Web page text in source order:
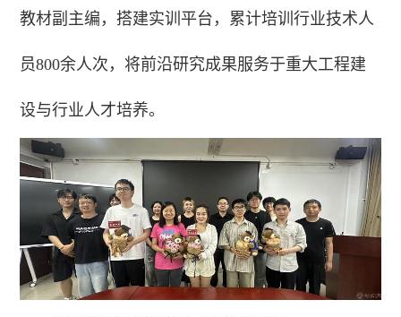
教材副主编，搭建实训平台，累计培训行业技术人
员800余人次，将前沿研究成果服务于重大工程建
设与行业人才培养。